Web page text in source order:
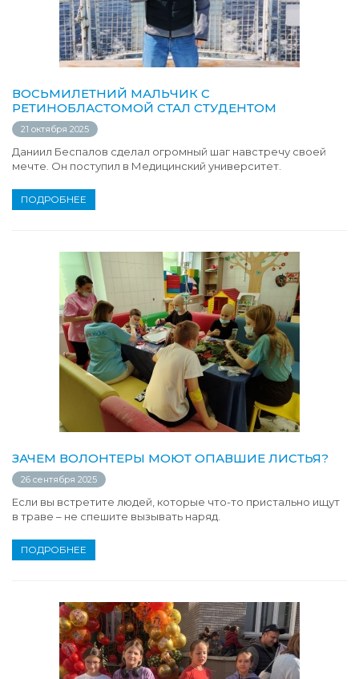
ВОСЬМИЛЕТНИЙ МАЛЬЧИК С
РЕТИНОБЛАСТОМОЙ СТАЛ СТУДЕНТОМ
21 октября 2025
Даниил Беспалов сделал огромный шаг навстречу своей
мечте. Он поступил в Медицинский университет.
ПОДРОБНЕЕ
ЗАЧЕМ ВОЛОНТЕРЫ МОЮТ ОПАВШИЕ ЛИСТЬЯ?
26 сентября 2025
Если вы встретите людей, которые что-то пристально ищут
в траве – не спешите вызывать наряд.
ПОДРОБНЕЕ